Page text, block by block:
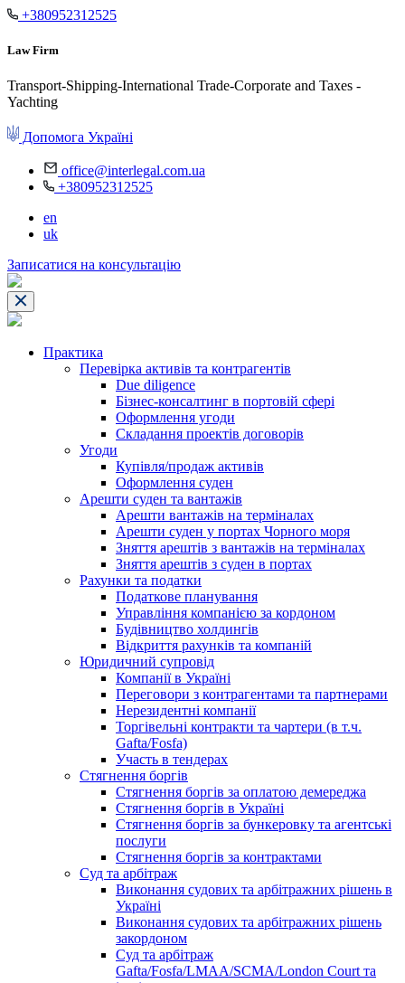
+380952312525
Law Firm
Transport-Shipping-International Trade-Corporate and Taxes -
Yachting
Допомога Україні
office@interlegal.com.ua
+380952312525
en
uk
Записатися на консультацію
Практика
Перевірка активів та контрагентів
Due diligence
Бізнес-консалтинг в портовій сфері
Оформлення угоди
Складання проектів договорів
Угоди
Купівля/продаж активів
Оформлення суден
Арешти суден та вантажів
Арешти вантажів на терміналах
Арешти суден у портах Чорного моря
Зняття арештів з вантажів на терміналах
Зняття арештів з суден в портах
Рахунки та податки
Податкове планування
Управління компанією за кордоном
Будівництво холдингів
Відкриття рахунків та компаній
Юридичний супровід
Компанії в Україні
Переговори з контрагентами та партнерами
Нерезидентні компанії
Торгівельні контракти та чартери (в т.ч.
Gafta/Fosfa)
Участь в тендерах
Стягнення боргів
Стягнення боргів за оплатою демереджа
Стягнення боргів в Україні
Стягнення боргів за бункеровку та агентські
послуги
Стягнення боргів за контрактами
Суд та арбітраж
Виконання судових та арбітражних рішень в
Україні
Виконання судових та арбітражних рішень
закордоном
Суд та арбітраж
Gafta/Fosfa/LMAA/SCMA/London Court та